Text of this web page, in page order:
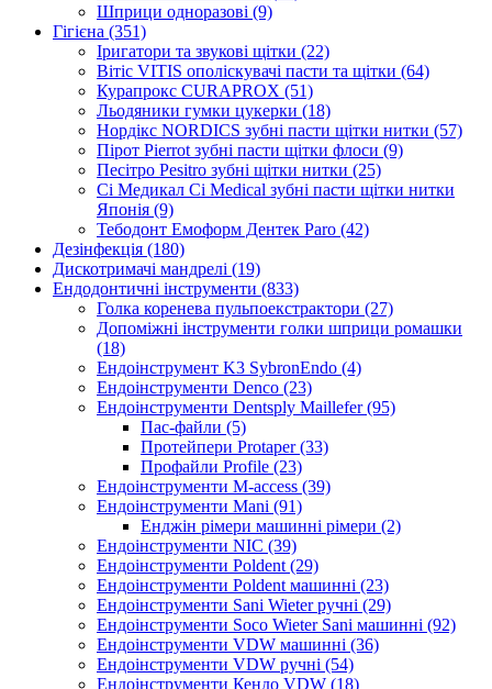
Шприци одноразові (9)
Гігієна (351)
Іригатори та звукові щітки (22)
Вітіс VITIS ополіскувачі пасти та щітки (64)
Курапрокс CURAPROX (51)
Льодяники гумки цукерки (18)
Нордікс NORDICS зубні пасти щітки нитки (57)
Пірот Pierrot зубні пасти щітки флоси (9)
Песітро Pesitro зубні щітки нитки (25)
Сі Медикал Ci Medical зубні пасти щітки нитки
Японія (9)
Тебодонт Емоформ Дентек Paro (42)
Дезінфекція (180)
Дискотримачі мандрелі (19)
Ендодонтичні інструменти (833)
Голка коренева пульпоекстрактори (27)
Допоміжні інструменти голки шприци ромашки
(18)
Ендоінструмент K3 SybronEndo (4)
Ендоінструменти Denco (23)
Ендоінструменти Dentsply Maillefer (95)
Пас-файли (5)
Протейпери Protaper (33)
Профайли Profile (23)
Ендоінструменти M-access (39)
Ендоінструменти Mani (91)
Енджін рімери машинні рімери (2)
Ендоінструменти NIC (39)
Ендоінструменти Poldent (29)
Ендоінструменти Poldent машинні (23)
Ендоінструменти Sani Wieter ручні (29)
Ендоінструменти Soco Wieter Sani машинні (92)
Ендоінструменти VDW машинні (36)
Ендоінструменти VDW ручні (54)
Ендоінструменти Кендо VDW (18)